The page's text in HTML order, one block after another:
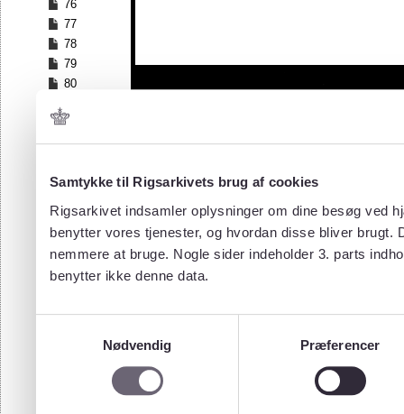
Samtykke til Rigsarkivets brug af cookies
Rigsarkivet indsamler oplysninger om dine besøg ved
benytter vores tjenester, og hvordan disse bliver
nemmere at bruge. Nogle sider indeholder 3. parts
benytter ikke denne data.
Nødvendig
Præferencer
76
77
78
79
80
82
83
85
87
88
89
90